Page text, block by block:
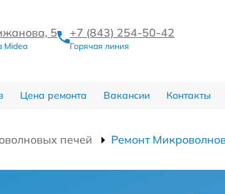
5
Midea
+7 (843) 254-50-42
Горячая линия
Цена ремонта Вакансии Контакты
печей Ремонт